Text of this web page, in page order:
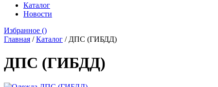
Каталог
Новости
Избранное ()
Главная /Каталог / ДПС (ГИБДД)
ДПС (ГИБДД)